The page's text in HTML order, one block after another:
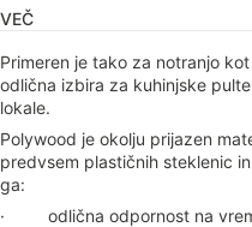
VEČ
Primeren je tako za notranjo
odlična izbira za kuhinjske
lokale.
Polywood je okolju prijazen
predvsem plastičnih steklenic
ga:
· odlična odpornost na